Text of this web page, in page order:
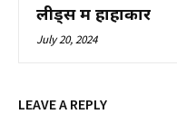
लीड्स में हाहाकार
July 20, 2024
LEAVE A REPLY